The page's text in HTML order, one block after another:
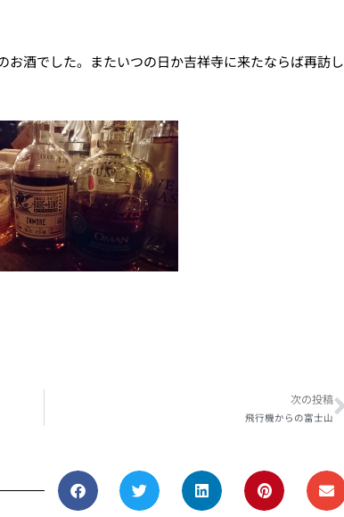
お酒でした。またいつの日か吉祥寺に来たならば再訪し
次の投稿
飛行機からの富士山